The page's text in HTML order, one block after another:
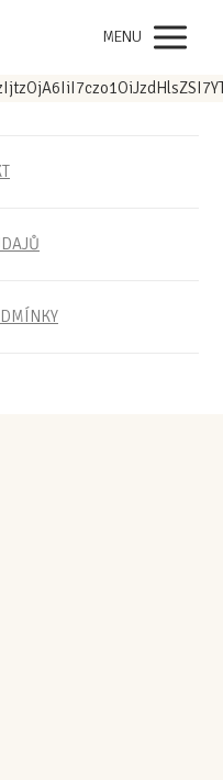
MENU